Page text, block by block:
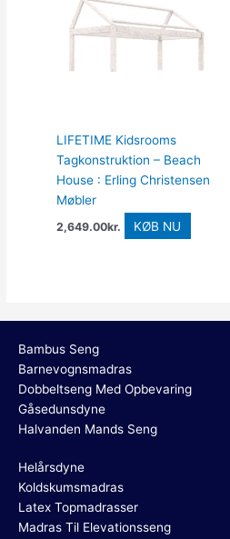
LIFETIME Kidsrooms
Tagkonstruktion – Beach
House : Erling Christensen
Møbler
2,649.00kr. KØB NU
Bambus Seng
Barnevognsmadras
Dobbeltseng Med Opbevaring
Gåsedunsdyne
Halvanden Mands Seng
Helårsdyne
Koldskumsmadras
Latex Topmadrasser
Madras Til Elevationsseng